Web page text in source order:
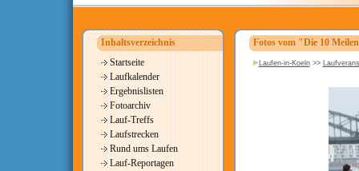
Inhaltsverzeichnis
Startseite
Laufkalender
Ergebnislisten
Fotoarchiv
Lauf-Treffs
Laufstrecken
Rund ums Laufen
Lauf-Reportagen
Fotos vom "Die 10
Laufen-in-Koeln>>